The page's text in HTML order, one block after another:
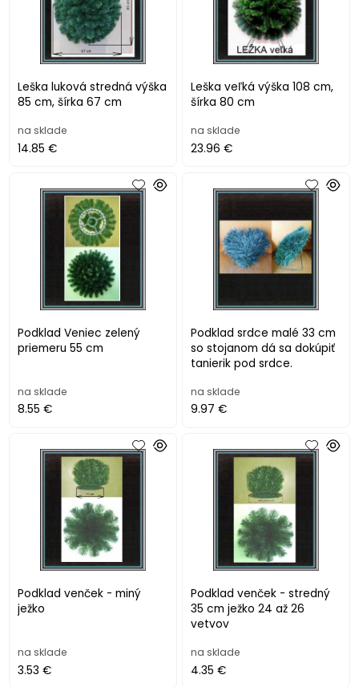
Leška luková stredná výška
85 cm, šírka 67 cm
na sklade
14.85 €
Leška veľká výška 108 cm,
šírka 80 cm
na sklade
23.96 €
Podklad Veniec zelený
priemeru 55 cm
na sklade
8.55 €
Podklad srdce malé 33 cm
so stojanom dá sa dokúpiť
tanierik pod srdce.
na sklade
9.97 €
Podklad venček - miný
ježko
na sklade
3.53 €
Podklad venček - stredný
35 cm ježko 24 až 26
vetvov
na sklade
4.35 €